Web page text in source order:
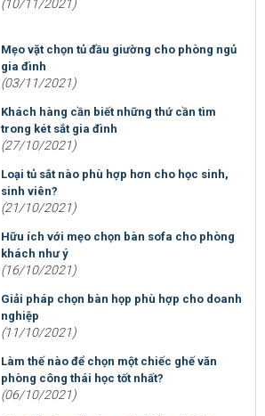
(10/11/2021)
Mẹo vặt chọn tủ đầu giường cho phòng ngủ
gia đình
(03/11/2021)
Khách hàng cần biết những thứ cần tìm
trong két sắt gia đình
(27/10/2021)
Loại tủ sắt nào phù hợp hơn cho học sinh,
sinh viên?
(21/10/2021)
Hữu ích với mẹo chọn bàn sofa cho phòng
khách như ý
(16/10/2021)
Giải pháp chọn bàn họp phù hợp cho doanh
nghiệp
(11/10/2021)
Làm thế nào để chọn một chiếc ghế văn
phòng công thái học tốt nhất?
(06/10/2021)